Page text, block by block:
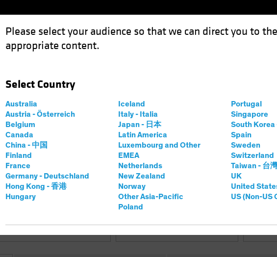
Please select your audience so that we can direct you to
appropriate content.
Select Country
Australia
Austria - Österreich
Belgium
Canada
China - 中国
Finland
France
Germany - Deutschland
Hong Kong - 香港
Hungary
Iceland
Italy - Italia
Japan - 日本
Latin America
Luxembourg and Other
EMEA
Netherlands
New Zealand
Norway
Other Asia-Pacific
Poland
Portugal
Singapore
South Korea
Spain
Sweden
Switzerland
Taiwan - 台
UK
United
US (Non-US
garanzia di risultati futuri. Il valore degli investimenti e il reddito
Classi di azioni SFDR